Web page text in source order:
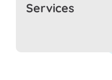
Services